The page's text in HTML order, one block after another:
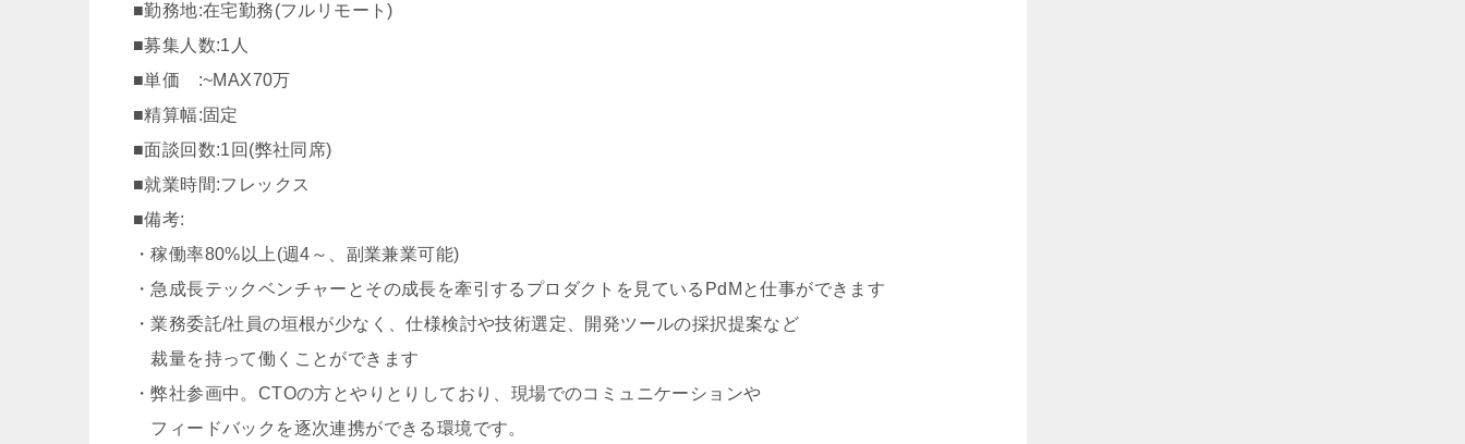
■勤務地:在宅勤務(フルリモート)
■募集人数:1人
■単価 :~MAX70万
■精算幅:固定
■面談回数:1回(弊社同席)
■就業時間:フレックス
■備考:
・稼働率80%以上(週4～、副業兼業可能)
・急成長テックベンチャーとその成長を牽引するプロダクトを見ているPdMと仕事ができます
・業務委託/社員の垣根が少なく、仕様検討や技術選定、開発ツールの採択提案など
裁量を持って働くことができます
・弊社参画中。CTOの方とやりとりしており、現場でのコミュニケーションや
フィードバックを逐次連携ができる環境です。